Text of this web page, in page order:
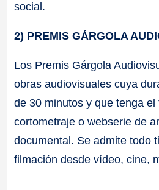
social.
2) PREMIS GÁRGOLA
Los Premis Gárgola
obras audiovisuales cuya
de 30 minutos y que tenga el
cortometraje o webserie de
documental. Se admite todo
filmación desde vídeo, cine,